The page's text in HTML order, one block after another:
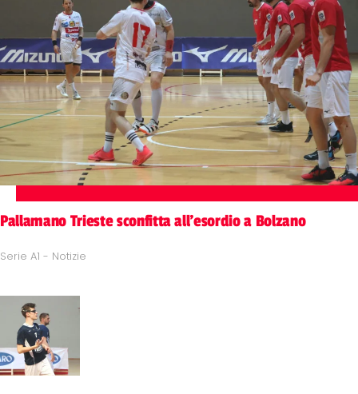
Pallamano Trieste sconfitta all'esordio a Bolzano
Serie A1 - Notizie